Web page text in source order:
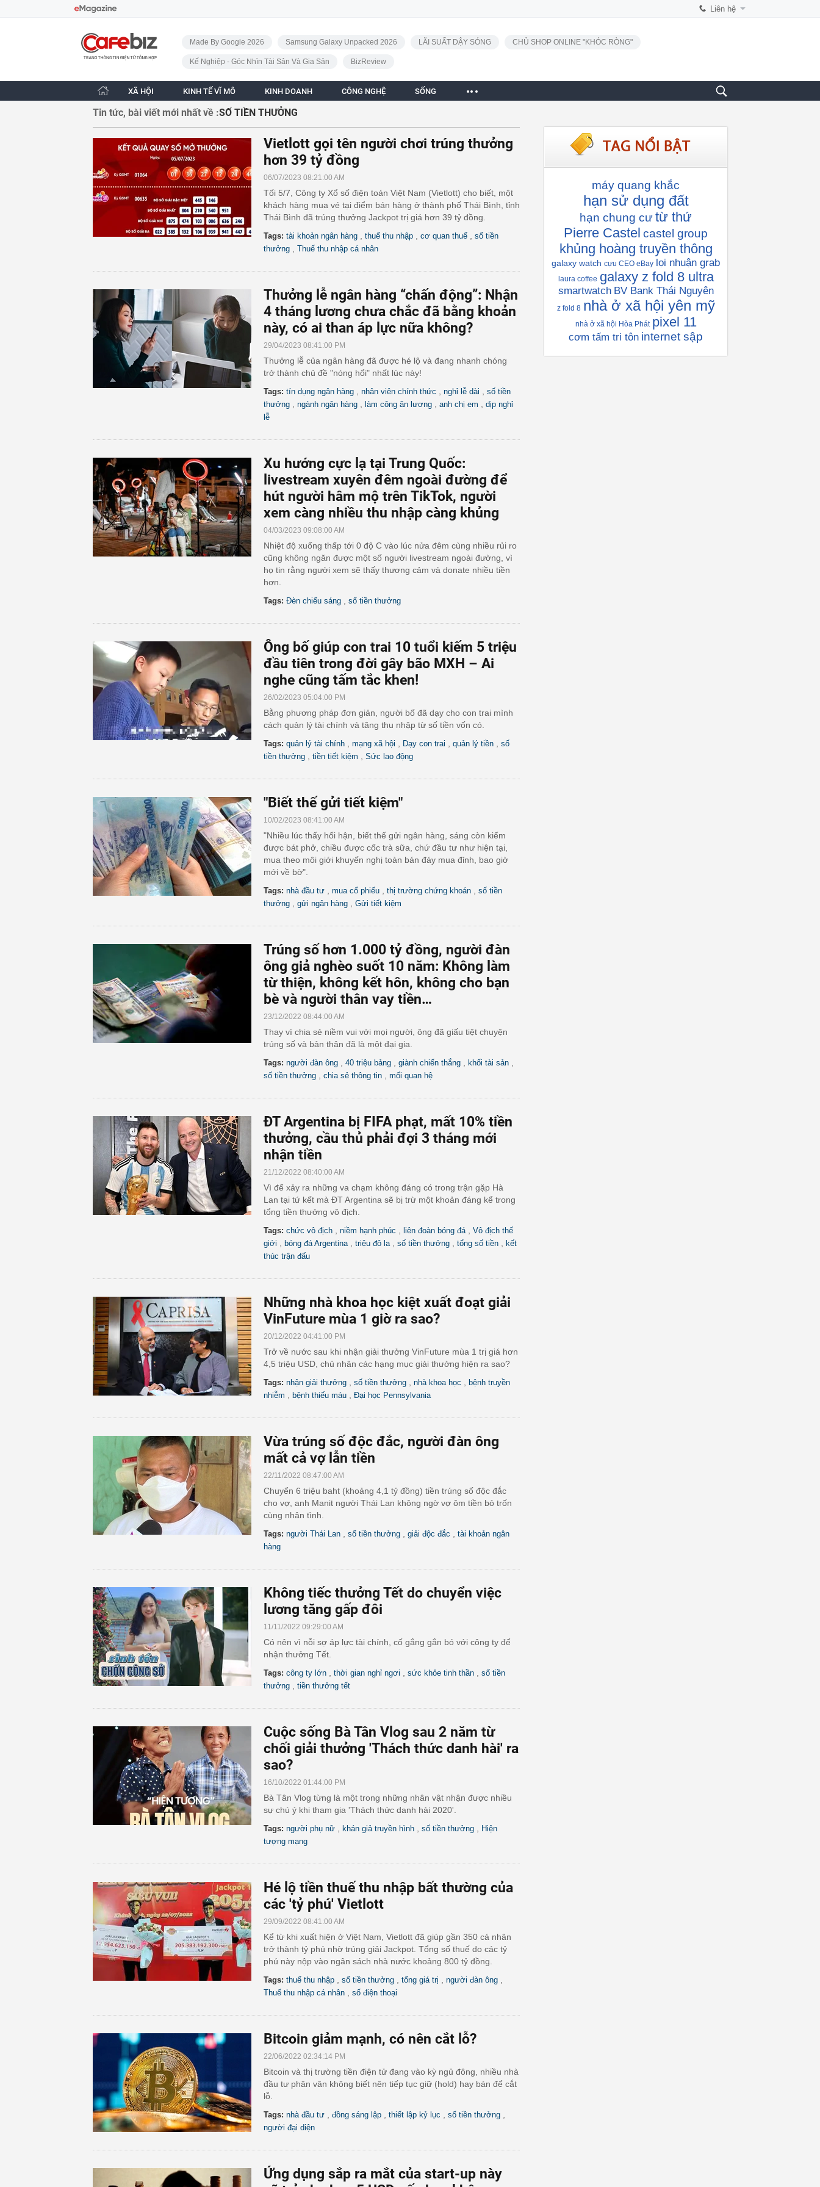
Liên hệ
CafeBiz - Trang chủ
Made By Google 2026
Samsung Galaxy Unpacked 2026 LÃI SUẤT DẬY SÓNG CHỦ SHOP ONLINE "KHÓC RÒNG"
Kế Nghiệp - Góc Nhìn Tài Sản Và Gia Sản BizReview
XÃ HỘI KINH TẾ VĨ MÔ KINH DOANH CÔNG NGHỆ SỐNG
Tin tức, bài viết mới nhất về :SỐ TIỀN THƯỞNG
Vietlott gọi tên người chơi trúng thưởng
hơn 39 tỷ đồng
06/07/2023 08:21:00 AM
Tối 5/7, Công ty Xổ số điện toán Việt Nam (Vietlott) cho biết, một
khách hàng mua vé tại điểm bán hàng ở thành phố Thái Bình, tỉnh
Thái Bình đã trúng thưởng Jackpot trị giá hơn 39 tỷ đồng.
Tags: tài khoản ngân hàng thuế thu nhập cơ quan thuế
số tiền
thưởng
Thuế thu nhập cá nhân
Thưởng lễ ngân hàng “chấn động”: Nhận
4 tháng lương chưa chắc đã bằng khoản
này, có ai than áp lực nữa không?
29/04/2023 08:41:00 PM
Thưởng lễ của ngân hàng đã được hé lộ và đang nhanh chóng
trở thành chủ đề "nóng hổi" nhất lúc này!
Tags: tín dụng ngân hàng nhân viên chính thức nghỉ lễ dài
số tiền
thưởng
ngành ngân hàng làm công ăn lương anh chị em
dịp nghỉ
lễ
Xu hướng cực lạ tại Trung Quốc:
livestream xuyên đêm ngoài đường để
hút người hâm mộ trên TikTok, người
xem càng nhiều thu nhập càng khủng
04/03/2023 09:08:00 AM
Nhiệt độ xuống thấp tới 0 độ C vào lúc nửa đêm cùng nhiều rủi ro
cũng không ngăn được một số người livestream ngoài đường, vì
họ tin rằng người xem sẽ thấy thương cảm và donate nhiều tiền
hơn.
Tags: Đèn chiếu sáng số tiền thưởng
Ông bố giúp con trai 10 tuổi kiếm 5 triệu
đầu tiên trong đời gây bão MXH – Ai
nghe cũng tấm tắc khen!
26/02/2023 05:04:00 PM
Bằng phương pháp đơn giản, người bố đã dạy cho con trai mình
cách quản lý tài chính và tăng thu nhập từ số tiền vốn có.
Tags: quản lý tài chính mạng xã hội Dạy con trai quản lý tiền
số
tiền thưởng
tiền tiết kiệm Sức lao động
"Biết thế gửi tiết kiệm"
10/02/2023 08:41:00 AM
"Nhiều lúc thấy hối hận, biết thế gửi ngân hàng, sáng còn kiếm
được bát phở, chiều được cốc trà sữa, chứ đầu tư như hiện tại,
mua theo môi giới khuyến nghị toàn bán đáy mua đỉnh, bao giờ
mới về bờ".
Tags: nhà đầu tư mua cổ phiếu thị trường chứng khoán
số tiền
thưởng
gửi ngân hàng Gửi tiết kiệm
Trúng số hơn 1.000 tỷ đồng, người đàn
ông giả nghèo suốt 10 năm: Không làm
từ thiện, không kết hôn, không cho bạn
bè và người thân vay tiền…
23/12/2022 08:44:00 AM
Thay vì chia sẻ niềm vui với mọi người, ông đã giấu tiệt chuyện
trúng số và bản thân đã là một đại gia.
Tags: người đàn ông 40 triệu bảng giành chiến thắng khối tài sản
số tiền thưởng chia sẻ thông tin mối quan hệ
ĐT Argentina bị FIFA phạt, mất 10% tiền
thưởng, cầu thủ phải đợi 3 tháng mới
nhận tiền
21/12/2022 08:40:00 AM
Vì để xảy ra những va chạm không đáng có trong trận gặp Hà
Lan tại tứ kết mà ĐT Argentina sẽ bị trừ một khoản đáng kể trong
tổng tiền thưởng vô địch.
Tags: chức vô địch niềm hạnh phúc liên đoàn bóng đá
Vô địch thế
giới
bóng đá Argentina triệu đô la số tiền thưởng tổng số tiền
kết
thúc trận đấu
Những nhà khoa học kiệt xuất đoạt giải
VinFuture mùa 1 giờ ra sao?
20/12/2022 04:41:00 PM
Trở về nước sau khi nhận giải thưởng VinFuture mùa 1 trị giá hơn
4,5 triệu USD, chủ nhân các hạng mục giải thưởng hiện ra sao?
Tags: nhận giải thưởng số tiền thưởng nhà khoa học
bệnh truyền
nhiễm
bệnh thiếu máu Đại học Pennsylvania
Vừa trúng số độc đắc, người đàn ông
mất cả vợ lẫn tiền
22/11/2022 08:47:00 AM
Chuyển 6 triệu baht (khoảng 4,1 tỷ đồng) tiền trúng số độc đắc
cho vợ, anh Manit người Thái Lan không ngờ vợ ôm tiền bỏ trốn
cùng nhân tình.
Tags: người Thái Lan số tiền thưởng giải độc đắc
tài khoản ngân
hàng
Không tiếc thưởng Tết do chuyển việc
lương tăng gấp đôi
11/11/2022 09:29:00 AM
Có nên vì nỗi sợ áp lực tài chính, cố gắng gắn bó với công ty để
nhận thưởng Tết.
Tags: công ty lớn thời gian nghỉ ngơi sức khỏe tinh thần
số tiền
thưởng
tiền thưởng tết
Cuộc sống Bà Tân Vlog sau 2 năm từ
chối giải thưởng 'Thách thức danh hài' ra
sao?
16/10/2022 01:44:00 PM
Bà Tân Vlog từng là một trong những nhân vật nhận được nhiều
sự chú ý khi tham gia 'Thách thức danh hài 2020'.
Tags: người phụ nữ khán giả truyền hình số tiền thưởng
Hiện
tượng mạng
Hé lộ tiền thuế thu nhập bất thường của
các 'tỷ phú' Vietlott
29/09/2022 08:41:00 AM
Kể từ khi xuất hiện ở Việt Nam, Vietlott đã giúp gần 350 cá nhân
trở thành tỷ phú nhờ trúng giải Jackpot. Tổng số thuế do các tỷ
phú này nộp vào ngân sách nhà nước khoảng 800 tỷ đồng.
Tags: thuế thu nhập số tiền thưởng tổng giá trị người đàn ông
Thuế thu nhập cá nhân số điện thoại
Bitcoin giảm mạnh, có nên cắt lỗ?
22/06/2022 02:34:14 PM
Bitcoin và thị trường tiền điện tử đang vào kỳ ngủ đông, nhiều nhà
đầu tư phân vân không biết nên tiếp tục giữ (hold) hay bán để cắt
lỗ.
Tags: nhà đầu tư đồng sáng lập thiết lập kỷ lục số tiền thưởng
người đại diện
Ứng dụng sắp ra mắt của start-up này
máy quang khắc
hạn sử dụng đất
hạn chung cưtừ thứ
Pierre Castel castel group
khủng hoàng truyền thông
galaxy watch cựu CEO eBay lọi nhuận grab
laura coffee galaxy z fold 8 ultra
smartwatch BV Bank Thái Nguyên
z fold 8 nhà ở xã hội yên mỹ
nhà ở xã hội Hòa Phát pixel 11
cơm tấm tri tôn internet sập